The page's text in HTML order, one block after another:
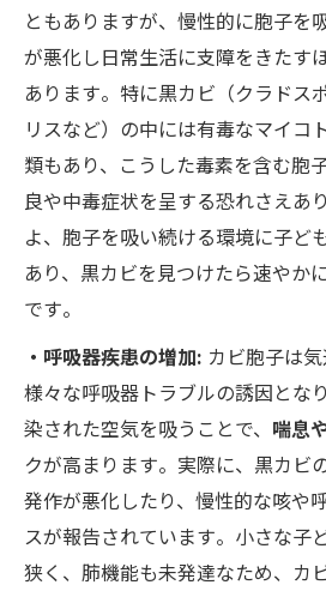
ともありますが、慢性的に胞子を
が悪化し日常生活に支障をきたす
あります​。特に黒カビ（クラドス
リスなど）の中には有毒なマイコ
類もあり、こうした毒素を含む胞
良や中毒症状を呈する恐れさえあ
よ、胞子を吸い続ける環境に子ど
あり、黒カビを見つけたら速やか
です​。
・呼吸器疾患の増加: カビ胞子は気
様々な呼吸器トラブルの誘因とな
染された空気を吸うことで、 喘息
クが高まります​。実際に、黒カビ
発作が悪化したり、慢性的な咳や
スが報告されています​。小さな子
狭く、肺機能も未発達なため、カ